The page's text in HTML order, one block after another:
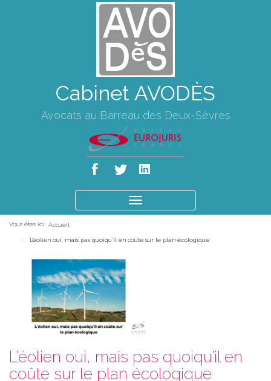
Cabinet AVODÈS
Avocats au Barreau des Deux-Sèvres
le
Vous êtes ici : Accueil
L’éolien oui, mais pas quoiqu’il en coûte sur le plan écologique
L’éolien oui, mais pas quoiqu’il en
coûte sur le plan écologique